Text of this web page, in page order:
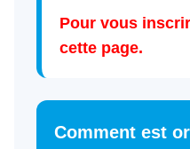
Pour vous
cette page.
Comment est